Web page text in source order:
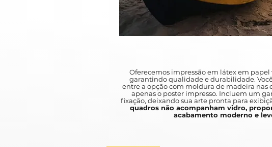
Oferecemos impressão em látex em
garantindo qualidade e durabilidade.
entre a opção com moldura de madeira nas
apenas o poster impresso. Incluem um
fixação, deixando sua arte pronta para
quadros não acompanham vidro,
acabamento moderno e